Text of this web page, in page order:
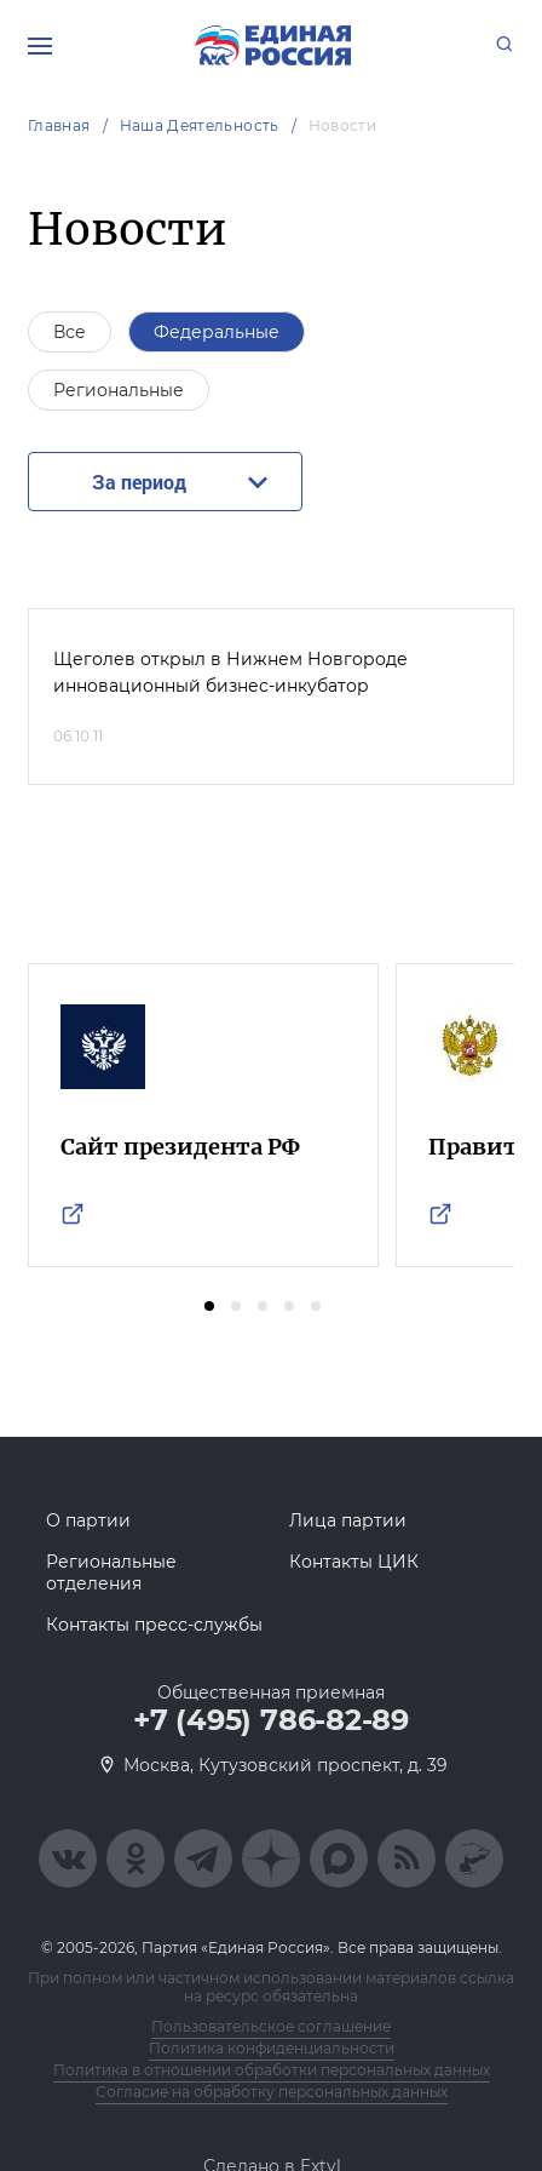
Главная Наша Деятельность Новости
Новости
Все Федеральные
Региональные
За период
Щеголев открыл в Нижнем Новгороде
инновационный бизнес-инкубатор
06.10.11
Сайт президента РФ
О партии
Лица партии
Региональные
отделения
Контакты ЦИК
Контакты пресс-службы
Общественная приемная
+7 (495) 786-82-89
Москва, Кутузовский проспект, д. 39
© 2005-2026, Партия «Единая Россия». Все права защищены.
При полном или частичном использовании материалов ссылка
на ресурс обязательна
Пользовательское соглашение
Политика конфиденциальности
Политика в отношении обработки персональных данных
Согласие на обработку персональных данных
Сделано в Extyl